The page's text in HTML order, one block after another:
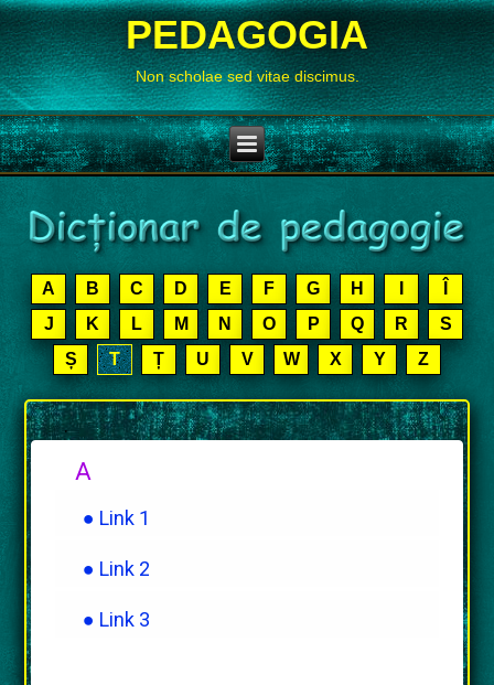
PEDAGOGIA
Non scholae sed vitae discimus.
A B C D E F G H
J
K L M N O P Q R
S
Ș
T Ț U V W X Y Z
.
A
● Link 1
● Link 2
● Link 3